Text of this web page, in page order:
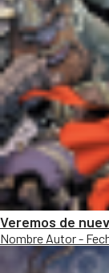
Veremos de
Nombre Autor -